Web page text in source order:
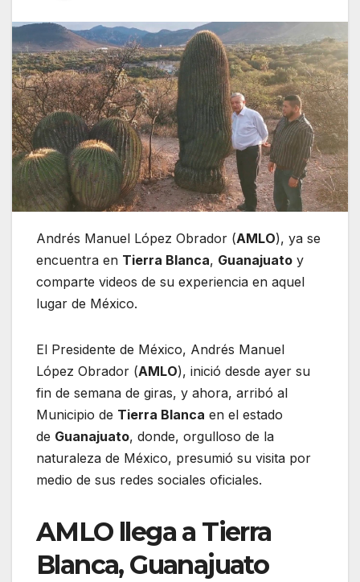
Andrés Manuel López Obrador (AMLO), ya se
encuentra en Tierra Blanca, Guanajuato y
comparte videos de su experiencia en aquel
lugar de México.
El Presidente de México, Andrés Manuel
López Obrador (AMLO), inició desde ayer su
fin de semana de giras, y ahora, arribó al
Municipio de Tierra Blanca en el estado
de Guanajuato, donde, orgulloso de la
naturaleza de México, presumió su visita por
medio de sus redes sociales oficiales.
AMLO llega a Tierra
Blanca, Guanajuato